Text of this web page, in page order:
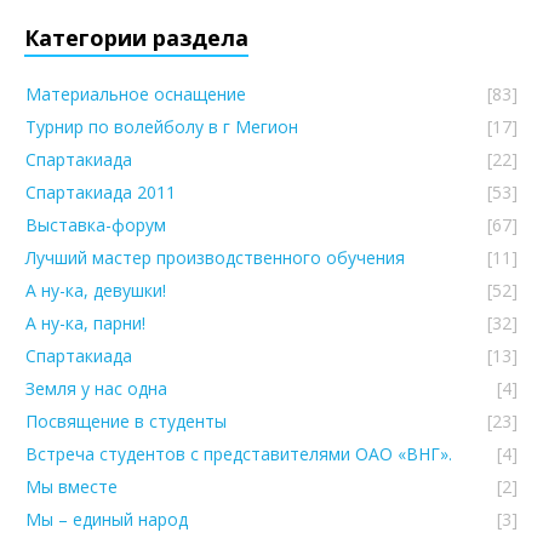
Категории раздела
Материальное оснащение
[83]
Турнир по волейболу в г Мегион
[17]
Спартакиада
[22]
Спартакиада 2011
[53]
Выставка-форум
[67]
Лучший мастер производственного обучения
[11]
А ну-ка, девушки!
[52]
А ну-ка, парни!
[32]
Спартакиада
[13]
Земля у нас одна
[4]
Посвящение в студенты
[23]
Встреча студентов с представителями ОАО «ВНГ».
[4]
Мы вместе
[2]
Мы – единый народ
[3]